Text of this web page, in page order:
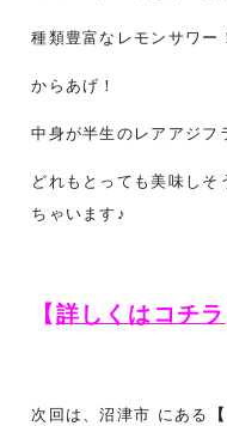
種類豊富なレモンサワー
からあげ！
中身が半生のレアアジフ
どれもとっても美味しそ
ちゃいます♪
【詳しくはコチラ
次回は、沼津市 にある